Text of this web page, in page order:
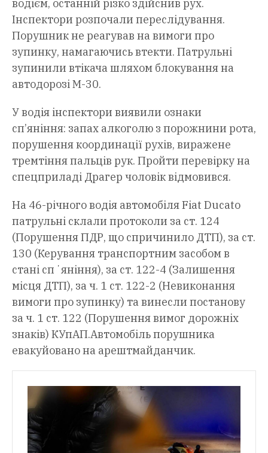
водієм, останній різко здійснив рух.
Інспектори розпочали переслідування.
Порушник не реагував на вимоги про
зупинку, намагаючись втекти. Патрульні
зупинили втікача шляхом блокування на
автодорозі М-30.
У водія інспектори виявили ознаки
сп’яніння: запах алкоголю з порожнини рота,
порушення координації рухів, виражене
тремтіння пальців рук. Пройти перевірку на
спецприладі Драгер чоловік відмовився.
На 46-річного водія автомобіля Fiat Ducato
патрульні склали протоколи за ст. 124
(Порушення ПДР, що спричинило ДТП), за ст.
130 (Керування транспортним засобом в
стані спʼяніння), за ст. 122-4 (Залишення
місця ДТП), за ч. 1 ст. 122-2 (Невиконання
вимоги про зупинку) та винесли постанову
за ч. 1 ст. 122 (Порушення вимог дорожніх
знаків) КУпАП.Автомобіль порушника
евакуйовано на арештмайданчик.